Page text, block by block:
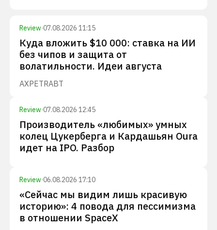
Review·07.08.2026 11:15
Куда вложить $10 000: ставка на ИИ
без чипов и защита от
волатильности. Идеи августа
AXPETRABT
Review·07.08.2026 12:45
Производитель «любимых» умных
колец Цукерберга и Кардашьян Oura
идет на IPO. Разбор
Review·06.08.2026 17:10
«Сейчас мы видим лишь красивую
историю»: 4 повода для пессимизма
в отношении SpaceX